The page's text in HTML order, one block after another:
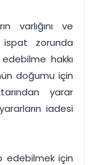
varlığını ve
ispat zorunda
hakkı
doğumu için
yarar
iadesi
için